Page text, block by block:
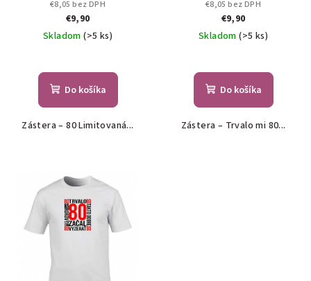
€8,05 bez DPH
€9,90
Skladom(>5 ks)
Do košíka
Zástera – 80 Limitovaná...
€8,05 bez DPH
€9,90
Skladom(>5 ks)
Do košíka
Zástera – Trvalo mi 80...